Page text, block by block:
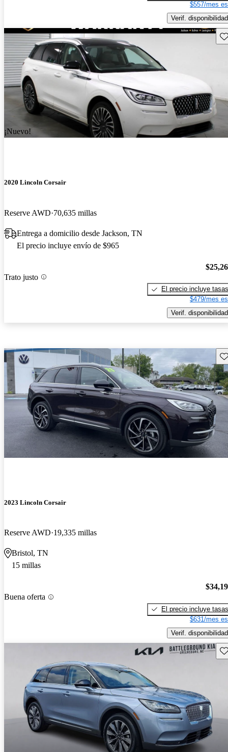
$557/mes
Verif. disponibilidad
¡Nuevo!
2020 Lincoln Corsair
Reserve AWD 70,635 millas
Entrega a domicilio desde Jackson, TN
El precio incluye envío de $965
Trato justo
El precio incluye tasas
$479/mes
Verif. disponibilidad
2023 Lincoln Corsair
Reserve AWD 19,335 millas
Bristol, TN
15 millas
Buena oferta
El precio incluye tasas
$631/mes
Verif. disponibilidad